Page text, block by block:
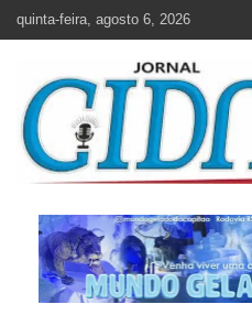
quinta-feira, agosto 6, 2026
Jornal Cidades